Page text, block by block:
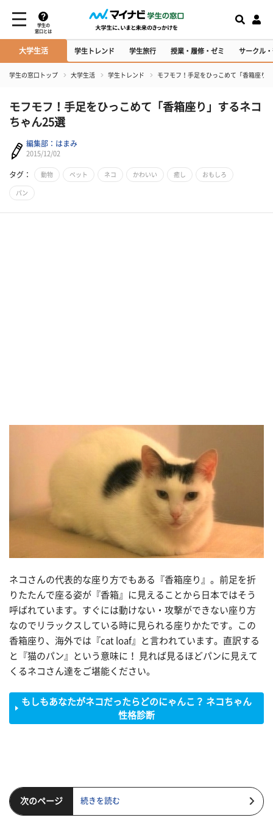
学生の
窓口とは
大学生活 学生トレンド 学生旅行 授業・履修・ゼミ サークル
学生の窓口トップ 大学生活 学生トレンド モフモフ！手足をひっこめて「香箱座り
モフモフ！手足をひっこめて「香箱座り」するネコ
ちゃん25選
編集部：はまみ
2015/12/02
タグ： 動物 ペット ネコ かわいい 癒し おもしろ
パン
ネコさんの代表的な座り方でもある『香箱座り』。前足を折
りたたんで座る姿が『香箱』に見えることから日本ではそう
呼ばれています。すぐには動けない・攻撃ができない座り方
なのでリラックスしている時に見られる座りかたです。この
香箱座り、海外では『cat loaf』と言われています。直訳する
と『猫のパン』という意味に！ 見れば見るほどパンに見えて
くるネコさん達をご堪能ください。
もしもあなたがネコだったらどのにゃんこ？ ネコちゃん
性格診断
次のページ 続きを読む